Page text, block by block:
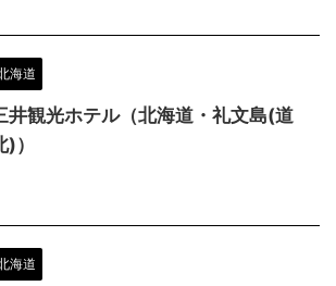
海道
井観光ホテル（北海道・礼文島(道
)）
海道